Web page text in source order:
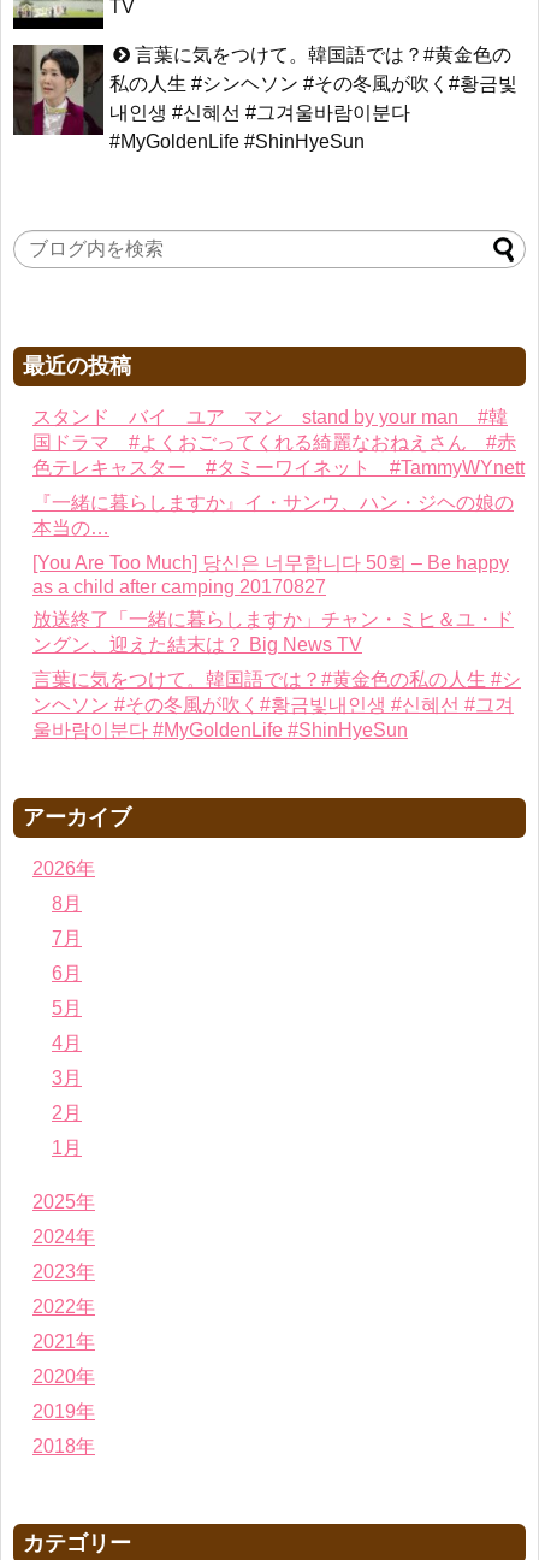
TV
言葉に気をつけて。韓国語では？#黄金色の
私の人生 #シンヘソン #その冬風が吹く#황금빛
내인생 #신혜선 #그겨울바람이분다
#MyGoldenLife #ShinHyeSun
最近の投稿
スタンド バイ ユア マン stand by your man #韓
国ドラマ #よくおごってくれる綺麗なおねえさん #赤
色テレキャスター #タミーワイネット #TammyWYnett
『一緒に暮らしますか』イ・サンウ、ハン・ジヘの娘の
本当の…
[You Are Too Much] 당신은 너무합니다 50회 – Be happy
as a child after camping 20170827
放送終了「一緒に暮らしますか」チャン・ミヒ＆ユ・ド
ングン、迎えた結末は？ Big News TV
言葉に気をつけて。韓国語では？#黄金色の私の人生 #シ
ンヘソン #その冬風が吹く#황금빛내인생 #신혜선 #그겨
울바람이분다 #MyGoldenLife #ShinHyeSun
アーカイブ
2026年
8月
7月
6月
5月
4月
3月
2月
1月
2025年
2024年
2023年
2022年
2021年
2020年
2019年
2018年
カテゴリー